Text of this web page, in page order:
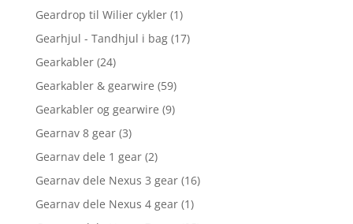
Geardrop til Wilier cykler (1)
Gearhjul - Tandhjul i bag (17)
Gearkabler (24)
Gearkabler & gearwire (59)
Gearkabler og gearwire (9)
Gearnav 8 gear (3)
Gearnav dele 1 gear (2)
Gearnav dele Nexus 3 gear (16)
Gearnav dele Nexus 4 gear (1)